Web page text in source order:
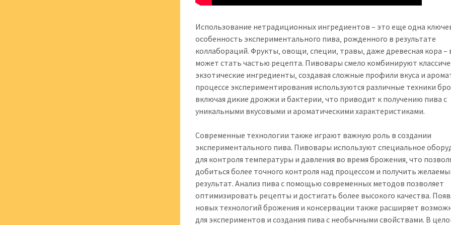
Использование нетрадиционных ингредиентов – это еще одна
особенность экспериментального пива‚ рожденного в результате
коллабораций. Фрукты‚ овощи‚ специи‚ травы‚ даже древесная кора –
может стать частью рецепта. Пивовары смело комбинируют
экзотические ингредиенты‚ создавая сложные профили вкуса и
процессе экспериментирования используются различные техники
включая дикие дрожжи и бактерии‚ что приводит к получению пива с
уникальными вкусовыми и ароматическими характеристиками.
Современные технологии также играют важную роль в создании
экспериментального пива. Пивовары используют специальное
для контроля температуры и давления во время брожения‚ что
добиться более точного контроля над процессом и получить
результат. Анализ пива с помощью современных методов позволяет
оптимизировать рецепты и достигать более высокого качества.
новых технологий брожения и консервации также расширяет
для экспериментов и создания пива с необычными свойствами. В